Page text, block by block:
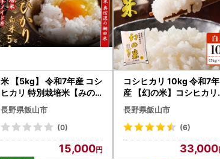
米 【5kg】 令和7年産 コシ
ヒカリ 特別栽培米【みの
り農園】7-19A
長野県飯山市
(0)
15,000
コシヒカリ 10kg 令和7年
産 【幻の米】コシヒカリ
長野県 飯山市（7-74A）
長野県飯山市
(6)
33,000